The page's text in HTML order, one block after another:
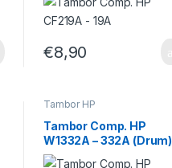
€8,90
Tambor HP
Tambor Comp. HP
W1332A – 332A (Drum)